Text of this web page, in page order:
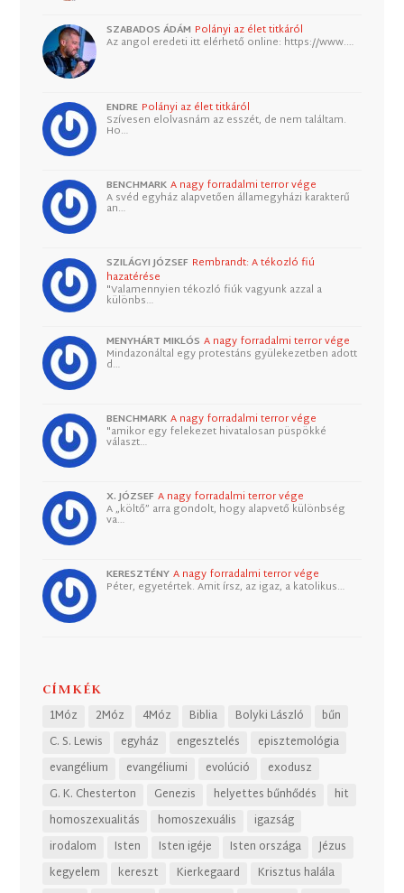
SZABADOS ÁDÁM Polányi az élet titkáról
Az angol eredeti itt elérhető online: https://www.…
ENDRE Polányi az élet titkáról
Szívesen elolvasnám az esszét, de nem találtam.
Ho…
BENCHMARK A nagy forradalmi terror vége
A svéd egyház alapvetően államegyházi karakterű
an…
SZILÁGYI JÓZSEF Rembrandt: A tékozló fiú
hazatérése
"Valamennyien tékozló fiúk vagyunk azzal a
különbs…
MENYHÁRT MIKLÓS A nagy forradalmi terror vége
Mindazonáltal egy protestáns gyülekezetben adott
d…
BENCHMARK A nagy forradalmi terror vége
"amikor egy felekezet hivatalosan püspökké
választ…
X. JÓZSEF A nagy forradalmi terror vége
A „költő” arra gondolt, hogy alapvető különbség
va…
KERESZTÉNY A nagy forradalmi terror vége
Péter, egyetértek. Amit írsz, az igaz, a katolikus…
CÍMKÉK
1Móz 2Móz 4Móz Biblia Bolyki László
bűn
C. S. Lewis
egyház engesztelés
episztemológia
evangélium
evangéliumi evolúció
exodusz
G. K. Chesterton
Genezis helyettes bűnhődés
hit
homoszexualitás
homoszexuális
igazság
irodalom
Isten Isten igéje Isten országa
Jézus
kegyelem
kereszt Kierkegaard
Krisztus halála